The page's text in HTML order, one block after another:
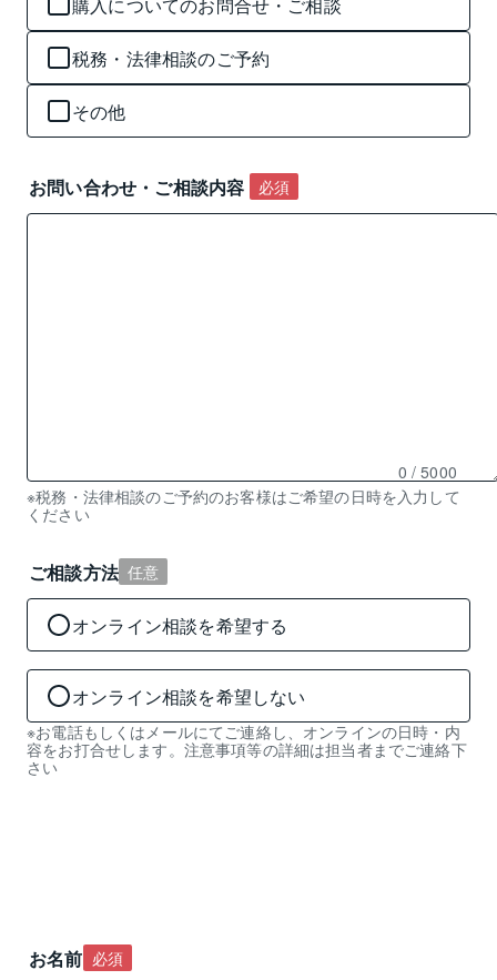
税務・法律相談のご予約
その他
必須
残
り
文
字
力
可
0 / 5000
※税務・法律相談のご予約のお客様はご希望の日時を入力して
ください
ご相談方法 任意
オンライン相談を希望する
オンライン相談を希望しない
※お電話もしくはメールにてご連絡し、オンラインの日時・内
容をお打合せします。注意事項等の詳細は担当者までご連絡下
さい
お名前 必須